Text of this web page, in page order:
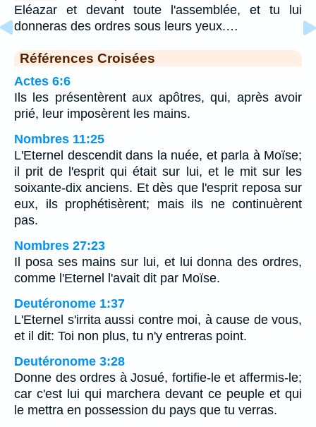
Eléazar et devant toute l'assemblée, et tu lui
donneras des ordres sous leurs yeux.…
Références Croisées
Actes 6:6
Ils les présentèrent aux apôtres, qui, après avoir
prié, leur imposèrent les mains.
Nombres 11:25
L'Eternel descendit dans la nuée, et parla à Moïse;
il prit de l'esprit qui était sur lui, et le mit sur les
soixante-dix anciens. Et dès que l'esprit reposa sur
eux, ils prophétisèrent; mais ils ne continuèrent
pas.
Nombres 27:23
Il posa ses mains sur lui, et lui donna des ordres,
comme l'Eternel l'avait dit par Moïse.
Deutéronome 1:37
L'Eternel s'irrita aussi contre moi, à cause de vous,
et il dit: Toi non plus, tu n'y entreras point.
Deutéronome 3:28
Donne des ordres à Josué, fortifie-le et affermis-le;
car c'est lui qui marchera devant ce peuple et qui
le mettra en possession du pays que tu verras.